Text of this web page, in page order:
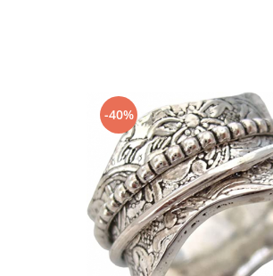
Purificatoare de aer
Ceasuri barbatesti
Ceasuri dama
Cutii, curele si accesorii ceasuri
Genti si accesorii barbati
Genti si accesorii femei
-40%